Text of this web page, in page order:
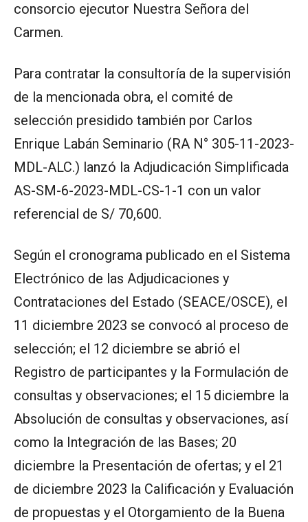
consorcio ejecutor Nuestra Señora del
Carmen.
Para contratar la consultoría de la supervisión
de la mencionada obra, el comité de
selección presidido también por Carlos
Enrique Labán Seminario (RA N° 305-11-2023-
MDL-ALC.) lanzó la Adjudicación Simplificada
AS-SM-6-2023-MDL-CS-1-1 con un valor
referencial de S/ 70,600.
Según el cronograma publicado en el Sistema
Electrónico de las Adjudicaciones y
Contrataciones del Estado (SEACE/OSCE), el
11 diciembre 2023 se convocó al proceso de
selección; el 12 diciembre se abrió el
Registro de participantes y la Formulación de
consultas y observaciones; el 15 diciembre la
Absolución de consultas y observaciones, así
como la Integración de las Bases; 20
diciembre la Presentación de ofertas; y el 21
de diciembre 2023 la Calificación y Evaluación
de propuestas y el Otorgamiento de la Buena